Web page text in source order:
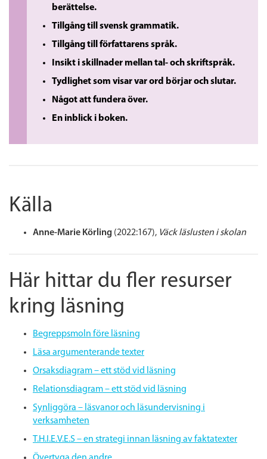
berättelse.
Tillgång till svensk grammatik.
Tillgång till författarens språk.
Insikt i skillnader mellan tal- och skriftspråk.
Tydlighet som visar var ord börjar och slutar.
Något att fundera över.
En inblick i boken.
Källa
Anne-Marie Körling (2022:167), Väck läslusten i skolan
Här hittar du fler resurser
kring läsning
Begreppsmoln före läsning
Läsa argumenterande texter
Orsaksdiagram – ett stöd vid läsning
Relationsdiagram – ett stöd vid läsning
Synliggöra – läsvanor och läsundervisning i
verksamheten
T.H.I.E.V.E.S – en strategi innan läsning av faktatexter